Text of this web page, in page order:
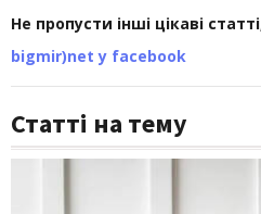
Не пропусти інші цікаві
bigmir)net у facebook
Статті на тему